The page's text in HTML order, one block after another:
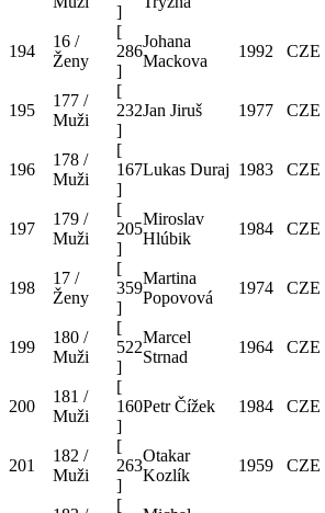
]
194
16 /
Ženy
[
286
]
Johana
Mackova
1992 CZE
195
177 /
Muži
[
232
]
Jan Jiruš 1977 CZE
196
178 /
Muži
[
167
]
Lukas Duraj 1983 CZE
197
179 /
Muži
[
205
]
Miroslav
Hlúbik
1984 CZE
198
17 /
Ženy
[
359
]
Martina
Popovová
1974 CZE
199
180 /
Muži
[
522
]
Marcel
Strnad
1964 CZE
200
181 /
Muži
[
160
]
Petr Čížek 1984 CZE
201
182 /
Muži
[
263
]
Otakar
Kozlík
1959 CZE
[